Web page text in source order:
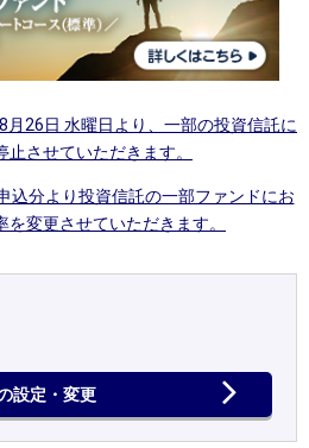
26日 水曜日より、一部の投資信託に
止させていただきます。
込分より投資信託の一部ファンドにお
を変更させていただきます。
設定・変更